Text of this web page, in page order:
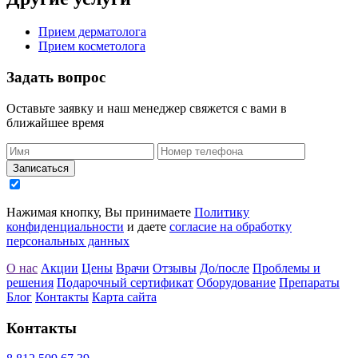
Прием дерматолога
Прием косметолога
Задать вопрос
Оставьте заявку и наш менеджер свяжется с вами в
ближайшее время
Записаться
Нажимая кнопку, Вы принимаете Политику
конфиденциальности и даете согласие на обработку
персональных данных
О нас Акции Цены Врачи Отзывы До/после Проблемы и
решения Подарочный сертификат Оборудование Препараты
Блог Контакты Карта сайта
Контакты